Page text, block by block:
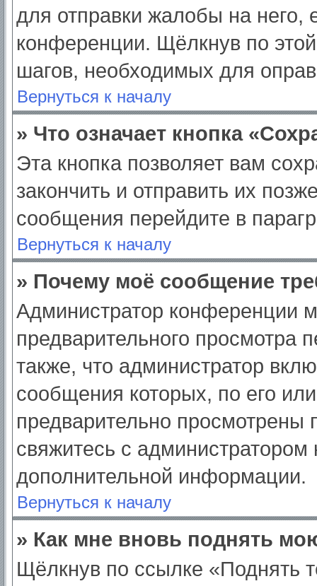
для отправки жалобы на него,
конференции. Щёлкнув по
шагов, необходимых для
Вернуться к началу
» Что означает кнопка
Эта кнопка позволяет вам
закончить и отправить их
сообщения перейдите в
Вернуться к началу
» Почему моё сообщение
Администратор конференции
предварительного просмотра
также, что администратор
сообщения которых, по его
предварительно просмотрены
свяжитесь с
дополнительной информации.
Вернуться к началу
» Как мне вновь поднять
Щёлкнув по ссылке «Поднять